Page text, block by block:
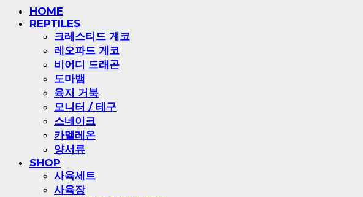
HOME
REPTILES
크레스티드 게코
레오파드 게코
비어디 드래곤
도마뱀
육지 거북
모니터 / 테구
스네이크
카멜레온
양서류
SHOP
사육세트
사육장